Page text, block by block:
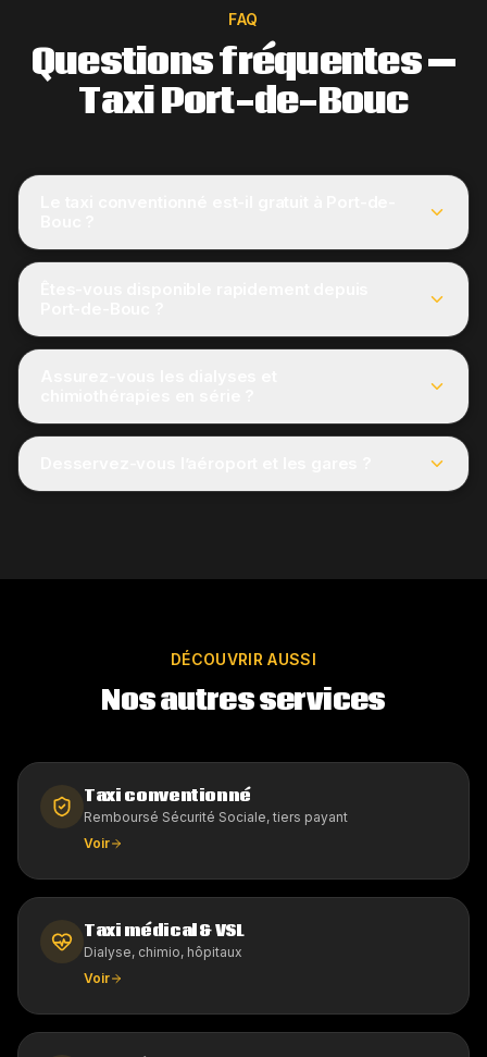
FAQ
Questions fréquentes —
Taxi Port-de-Bouc
DÉCOUVRIR AUSSI
Nos autres services
Taxi conventionné
Remboursé Sécurité Sociale, tiers payant
Voir
Taxi médical & VSL
Dialyse, chimio, hôpitaux
Voir